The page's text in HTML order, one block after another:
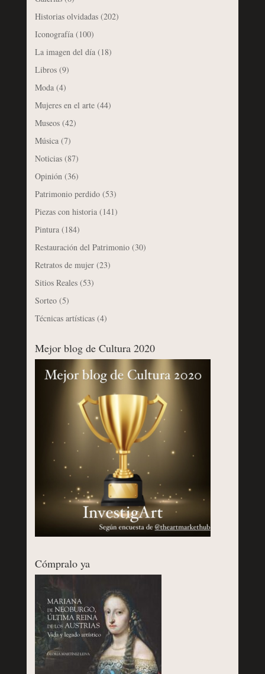
Historias olvidadas(202)
Iconografía(100)
La imagen del día(18)
Libros(9)
Moda(4)
Mujeres en el arte(44)
Museos(42)
Música(7)
Noticias(87)
Opinión(36)
Patrimonio perdido(53)
Piezas con historia(141)
Pintura(184)
Restauración del Patrimonio(30)
Retratos de mujer(23)
Sitios Reales(53)
Sorteo(5)
Técnicas artísticas(4)
Mejor blog de Cultura 2020
Cómpralo ya